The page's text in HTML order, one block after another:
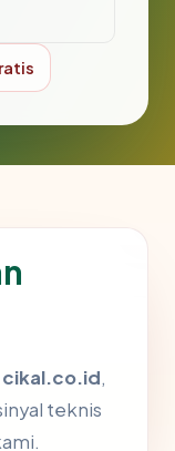
cikal.co.id,
teknis